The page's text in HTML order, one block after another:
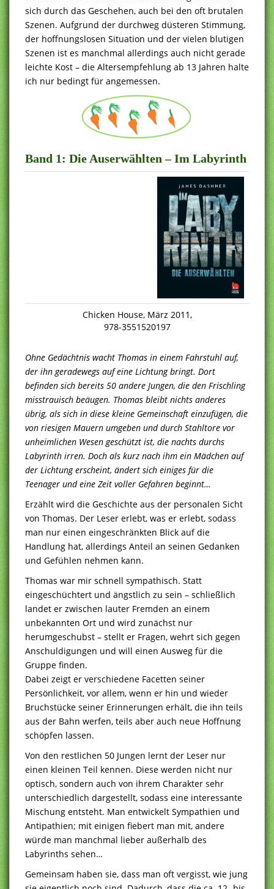
sich durch das Geschehen, auch bei den oft brutalen
Szenen. Aufgrund der durchweg düsteren Stimmung,
der hoffnungslosen Situation und der vielen blutigen
Szenen ist es manchmal allerdings auch nicht gerade
leichte Kost – die Altersempfehlung ab 13 Jahren halte
ich nur bedingt für angemessen.
Band 1: Die Auserwählten – Im Labyrinth
Chicken House, März 2011,
978-3551520197
Ohne Gedächtnis wacht Thomas in einem Fahrstuhl auf,
der ihn geradewegs auf eine Lichtung bringt. Dort
befinden sich bereits 50 andere Jungen, die den Frischling
misstrauisch beäugen. Thomas bleibt nichts anderes
übrig, als sich in diese kleine Gemeinschaft einzufügen, die
von riesigen Mauern umgeben und durch Stahltore vor
unheimlichen Wesen geschützt ist, die nachts durchs
Labyrinth irren. Doch als kurz nach ihm ein Mädchen auf
der Lichtung erscheint, ändert sich einiges für die
Teenager und eine Zeit voller Gefahren beginnt…
Erzählt wird die Geschichte aus der personalen Sicht
von Thomas. Der Leser erlebt, was er erlebt, sodass
man nur einen eingeschränkten Blick auf die
Handlung hat, allerdings Anteil an seinen Gedanken
und Gefühlen nehmen kann.
Thomas war mir schnell sympathisch. Statt
eingeschüchtert und ängstlich zu sein – schließlich
landet er zwischen lauter Fremden an einem
unbekannten Ort und wird zunächst nur
herumgeschubst – stellt er Fragen, wehrt sich gegen
Anschuldigungen und will einen Ausweg für die
Gruppe finden.
Dabei zeigt er verschiedene Facetten seiner
Persönlichkeit, vor allem, wenn er hin und wieder
Bruchstücke seiner Erinnerungen erhält, die ihn teils
aus der Bahn werfen, teils aber auch neue Hoffnung
schöpfen lassen.
Von den restlichen 50 Jungen lernt der Leser nur
einen kleinen Teil kennen. Diese werden nicht nur
optisch, sondern auch von ihrem Charakter sehr
unterschiedlich dargestellt, sodass eine interessante
Mischung entsteht. Man entwickelt Sympathien und
Antipathien; mit einigen fiebert man mit, andere
würde man manchmal lieber außerhalb des
Labyrinths sehen…
Gemeinsam haben sie, dass man oft vergisst, wie jung